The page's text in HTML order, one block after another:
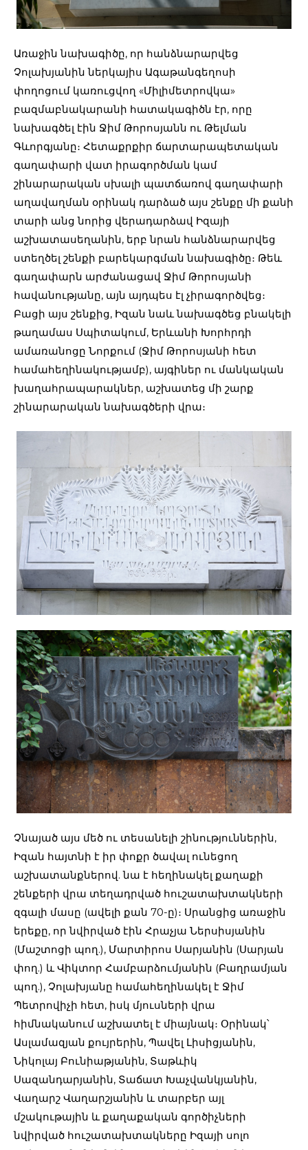
Առաջին նախագիծը, որ հանձնարարվեց
Չոլախյանին ներկայիս Ագաթանգեղոսի
փողոցում կառուցվող «Միլիմետրովկա»
բազմաբնակարանի հատակագիծն էր, որը
նախագծել էին Ջիմ Թորոսյանն ու Թելման
Գևորգյանը։ Հետաքրքիր ճարտարապետական
գաղափարի վատ իրագործման կամ
շինարարական սխալի պատճառով գաղափարի
աղավաղման օրինակ դարձած այս շենքը մի քանի
տարի անց նորից վերադարձավ Իզայի
աշխատասեղանին, երբ նրան հանձնարարվեց
ստեղծել շենքի բարեկարգման նախագիծը։ Թեև
գաղափարն արժանացավ Ջիմ Թորոսյանի
հավանությանը, այն այդպես էլ չիրագործվեց։
Բացի այս շենքից, Իզան նաև նախագծեց բնակելի
թաղամաս Սպիտակում, Երևանի Խորհրդի
ամառանոցը Նորքում (Ջիմ Թորոսյանի հետ
համահեղինակությամբ), այգիներ ու մանկական
խաղահրապարակներ, աշխատեց մի շարք
շինարարական նախագծերի վրա։
Չնայած այս մեծ ու տեսանելի շինություններին,
Իզան հայտնի է իր փոքր ծավալ ունեցող
աշխատանքներով. նա է հեղինակել քաղաքի
շենքերի վրա տեղադրված հուշատախտակների
զգալի մասը (ավելի քան 70-ը)։ Սրանցից առաջին
երեքը, որ նվիրված էին Հրաչյա Ներսիսյանին
(Մաշտոցի պող.), Մարտիրոս Սարյանին (Սարյան
փող.) և Վիկտոր Համբարձումյանին (Բաղրամյան
պող.), Չոլախյանը համահեղինակել է Ջիմ
Պետրովիչի հետ, իսկ մյուսների վրա
հիմնականում աշխատել է միայնակ։ Օրինակ՝
Ասլամազյան քույրերին, Պավել Լիսիցյանին,
Նիկոլայ Բունիաթյանին, Տաթևիկ
Սազանդարյանին, Տաճատ Խաչվանկյանին,
Վաղարշ Վաղարշյանին և տարբեր այլ
մշակութային և քաղաքական գործիչների
նվիրված հուշատախտակները Իզայի սոլո